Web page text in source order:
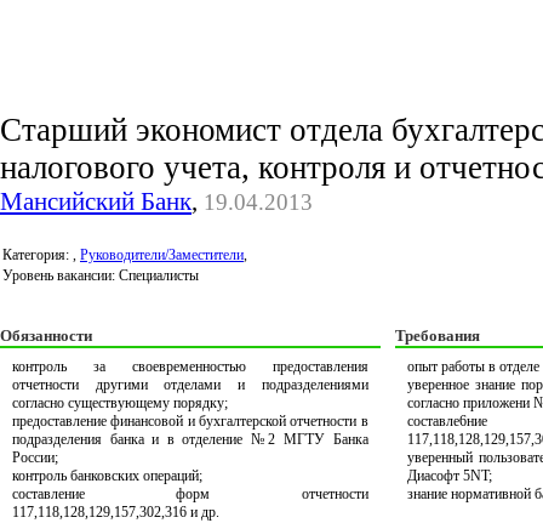
Старший экономист отдела
налогового учета, контроля и
Мансийский Банк, 19.04.2013
Категория: , Руководители/Заместители,
Уровень вакансии: Специалисты
Обязанности
контроль за своевременностью предоставления
отчетности другими отделами и подразделениями
согласно существующему порядку;
предоставление финансовой и бухгалтерской отчетности в
подразделения банка и в отделение №2 МГТУ Банка
России;
контроль банковских операций;
составление форм отчетности
117,118,128,129,157,302,316 и др.
Требования
опыт работы в отделе
уверенное знание
согласно приложени
уверенный
Диасофт 5NT;
знание